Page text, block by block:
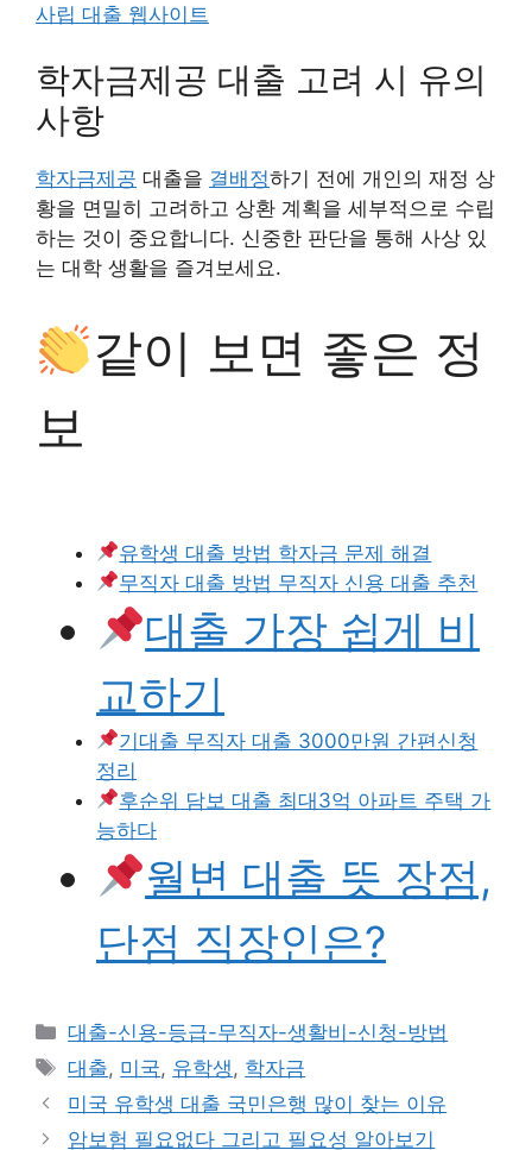
사립 대출 웹사이트
학자금제공 대출 고려 시 유의
사항
학자금제공 대출을 결배정하기 전에 개인의 재정 상
황을 면밀히 고려하고 상환 계획을 세부적으로 수립
하는 것이 중요합니다. 신중한 판단을 통해 사상 있
는 대학 생활을 즐겨보세요.
같이 보면 좋은 정
보
유학생 대출 방법 학자금 문제 해결
무직자 대출 방법 무직자 신용 대출 추천
대출 가장 쉽게 비
교하기
기대출 무직자 대출 3000만원 간편신청
정리
후순위 담보 대출 최대3억 아파트 주택 가
능하다
월변 대출 뜻 장점,
단점 직장인은?
카
테
고
리
대출-신용-등급-무직자-생활비-신청-방법
태
그
대출, 미국, 유학생 , 학자금
미국 유학생 대출 국민은행 많이 찾는 이유
암보험 필요없다 그리고 필요성 알아보기